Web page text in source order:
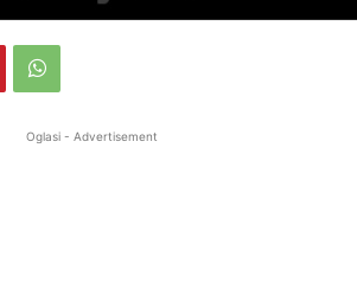
Oglasi - Advertisement